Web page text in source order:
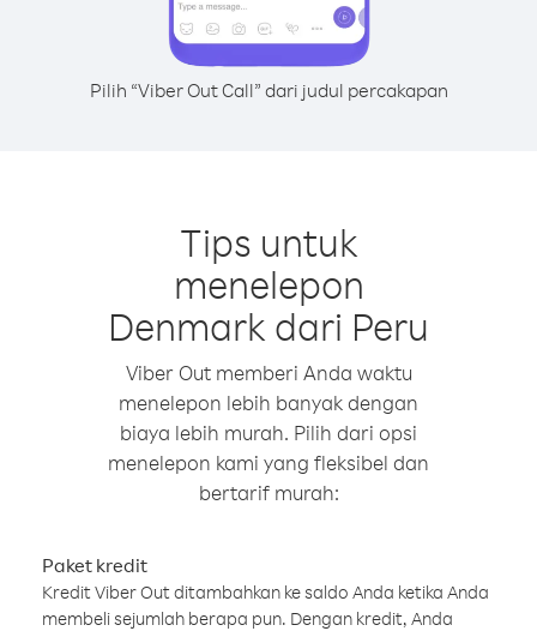
Pilih “Viber Out Call” dari judul percakapan
Tips untuk
menelepon
Denmark dari Peru
Viber Out memberi Anda waktu
menelepon lebih banyak dengan
biaya lebih murah. Pilih dari opsi
menelepon kami yang fleksibel dan
bertarif murah:
Paket kredit
Kredit Viber Out ditambahkan ke saldo Anda ketika Anda
membeli sejumlah berapa pun. Dengan kredit, Anda